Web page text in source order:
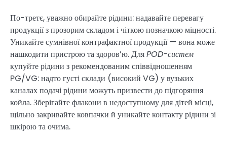
По-третє, уважно обирайте рідини: надавайте перевагу
продукції з прозорим складом і чіткою позначкою міцності.
Уникайте сумнівної контрафактної продукції — вона може
нашкодити пристрою та здоров’ю. ДляPOD-систем
купуйте рідини з рекомендованим співвідношенням
PG/VG: надто густі склади (високий VG) у вузьких
каналах подачі рідини можуть призвести до підгоряння
койла. Зберігайте флакони в недоступному для дітей місці,
щільно закривайте ковпачки й уникайте контакту рідини зі
шкірою та очима.